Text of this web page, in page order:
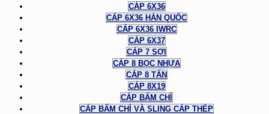
CÁP 6X36
CÁP 6X36 HÀN QUỐC
CÁP 6X36 IWRC
CÁP 6X37
CÁP 7 SỢI
CÁP 8 BỌC NHỰA
CÁP 8 TẤN
CÁP 8X19
CÁP BẤM CHÌ
CÁP BẤM CHÌ VÀ SLING CÁP THÉP